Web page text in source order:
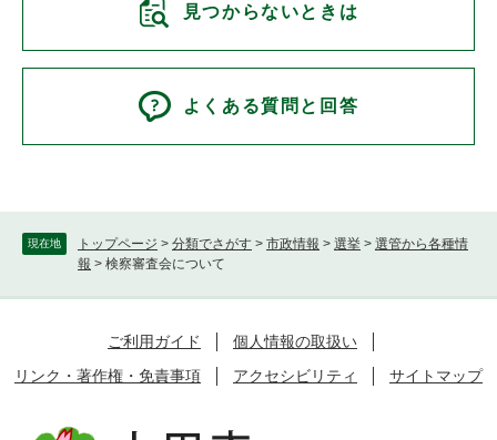
現在地 トップページ > 分類でさがす > 市政情報 > 選挙 > 選管から各種情
報 > 検察審査会について
見つからないときは
よくある質問と回答
ご利用ガイド
個人情報の取扱い
リンク・著作権・免責事項
アクセシビリティ サイトマップ